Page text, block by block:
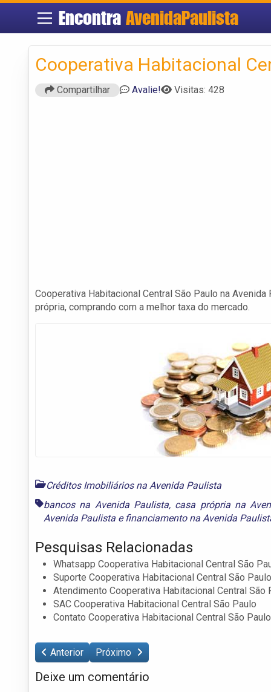
EncontraAvenidaPaulista
Cooperativa Habitacional
Compartilhar Avalie! Visitas: 428
Cooperativa Habitacional Central São Paulo na
própria, comprando com a melhor taxa do mercado.
Créditos Imobiliários na Avenida Paulista
bancos na Avenida Paulista, casa própria na
Avenida Paulista e financiamento na Avenida
Pesquisas Relacionadas
Whatsapp Cooperativa Habitacional Central São
Suporte Cooperativa Habitacional Central São Paulo
Atendimento Cooperativa Habitacional Central São
SAC Cooperativa Habitacional Central São Paulo
Contato Cooperativa Habitacional Central São Paulo
Anterior Próximo
Deixe um comentário